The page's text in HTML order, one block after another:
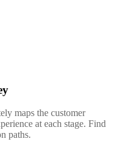
maps the customer
at each stage. Find
paths.